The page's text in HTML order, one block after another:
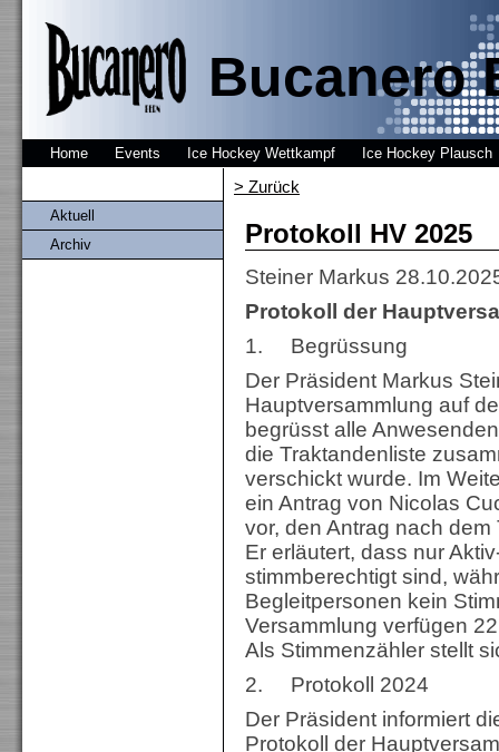
Bucanero
Home Events Ice Hockey Wettkampf Ice Hockey Plausch
Aktuell
Archiv
> Zurück
Protokoll HV 2025
Steiner Markus
Protokoll der
1. Begrüssung
Der Präsident Markus
Hauptversammlung auf
begrüsst alle
die Traktandenliste
verschickt wurde. Im
ein Antrag von Nicolas
vor, den Antrag nach dem
Er erläutert, dass nur
stimmberechtigt sind,
Begleitpersonen kein
Versammlung verfügen
Als Stimmenzähler stellt
2. Protokoll 2024
Der Präsident informiert
Protokoll der